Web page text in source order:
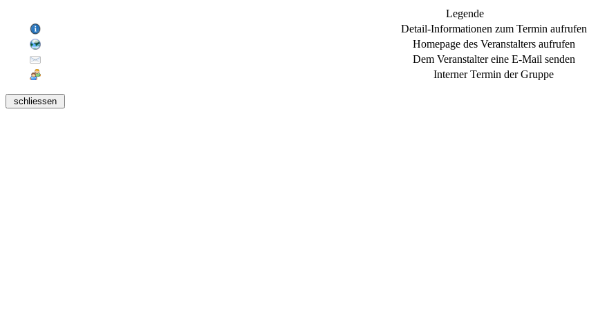
Legende
Detail-Informationen zum Termin aufrufen
Homepage des Veranstalters aufrufen
Dem Veranstalter eine E-Mail senden
Interner Termin der Gruppe